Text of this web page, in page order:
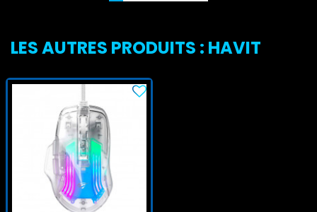
LES AUTRES PRODUITS : HAVIT